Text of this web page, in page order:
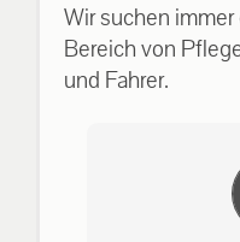
Wir suchen
Bereich von
und Fahrer.